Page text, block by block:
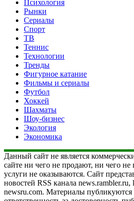
Психология
Рынки
Сериалы
Спорт
ТВ
Теннис
Технологии
Тренды
Фигурное катание
Фильмы и сериалы
Футбол
Хоккей
Шахматы
Шоу-бизнес
Экология
Экономика
Данный сайт не является
сайте ни чего не продают, ни чего
услуги не оказываются. Сайт
новостей RSS канала news.rambler.ru,
newsru.com. Материалы публикуются